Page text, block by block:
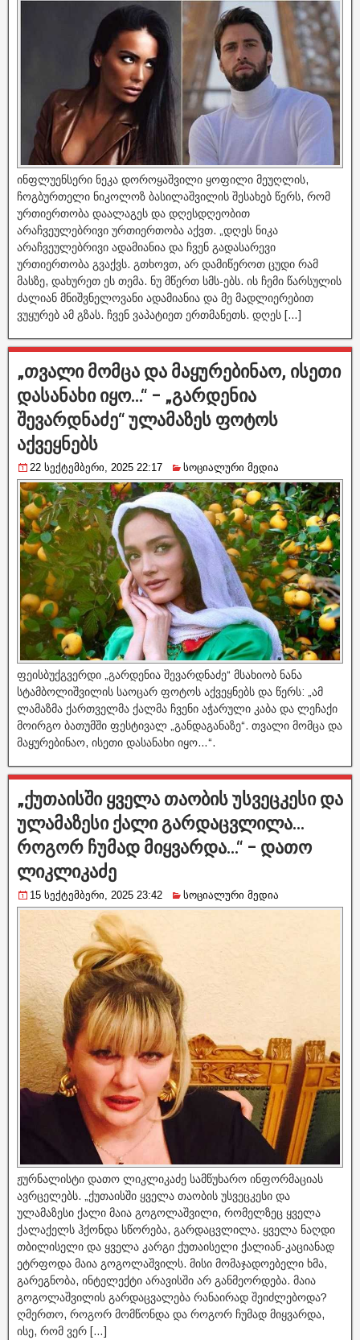
ინფლუენსერი ნეკა დოროყაშვილი ყოფილი მეუღლის,
ჩოგბურთელი ნიკოლოზ ბასილაშვილის შესახებ წერს, რომ
ურთიერთობა დაალაგეს და დღესდღეობით
არაჩვეულებრივი ურთიერთობა აქვთ. „დღეს ნიკა
არაჩვეულებრივი ადამიანია და ჩვენ გადასარევი
ურთიერთობა გვაქვს. გთხოვთ, არ დამიწეროთ ცუდი რამ
მასზე, დახურეთ ეს თემა. ნუ მწერთ სმს-ებს. ის ჩემი წარსულის
ძალიან მნიშვნელოვანი ადამიანია და მე მადლიერებით
ვუყურებ ამ გზას. ჩვენ ვაპატიეთ ერთმანეთს. დღეს […]
„თვალი მომცა და მაყურებინაო, ისეთი
დასანახი იყო…“ – „გარდენია
შევარდნაძე“ ულამაზეს ფოტოს
აქვეყნებს
22 სექტემბერი, 2025 22:17 სოციალური მედია
ფეისბუქგვერდი „გარდენია შევარდნაძე“ მსახიობ ნანა
სტამბოლიშვილის საოცარ ფოტოს აქვეყნებს და წერს: „ამ
ლამაზმა ქართველმა ქალმა ჩვენი აჭარული კაბა და ლეჩაქი
მოირგო ბათუმში ფესტივალ „განდაგანაზე“. თვალი მომცა და
მაყურებინაო, ისეთი დასანახი იყო…“.
„ქუთაისში ყველა თაობის უსვეცკესი და
ულამაზესი ქალი გარდაცვლილა…
როგორ ჩუმად მიყვარდა…“ – დათო
ლიკლიკაძე
15 სექტემბერი, 2025 23:42 სოციალური მედია
ჟურნალისტი დათო ლიკლიკაძე სამწუხარო ინფორმაციას
ავრცელებს. „ქუთაისში ყველა თაობის უსვეცკესი და
ულამაზესი ქალი მაია გოგოლაშვილი, რომელზეც ყველა
ქალაქელს ჰქონდა სწორება, გარდაცვლილა. ყველა ნაღდი
თბილისელი და ყველა კარგი ქუთაისელი ქალიან-კაციანად
ეტრფოდა მაია გოგოლაშვილს. მისი მომაჯადოებელი ხმა,
გარეგნობა, ინტელექტი არავისში არ განმეორდება. მაია
გოგოლაშვილის გარდაცვალება რანაირად შეიძლებოდა?
ღმერთო, როგორ მომწონდა და როგორ ჩუმად მიყვარდა,
ისე, რომ ვერ […]